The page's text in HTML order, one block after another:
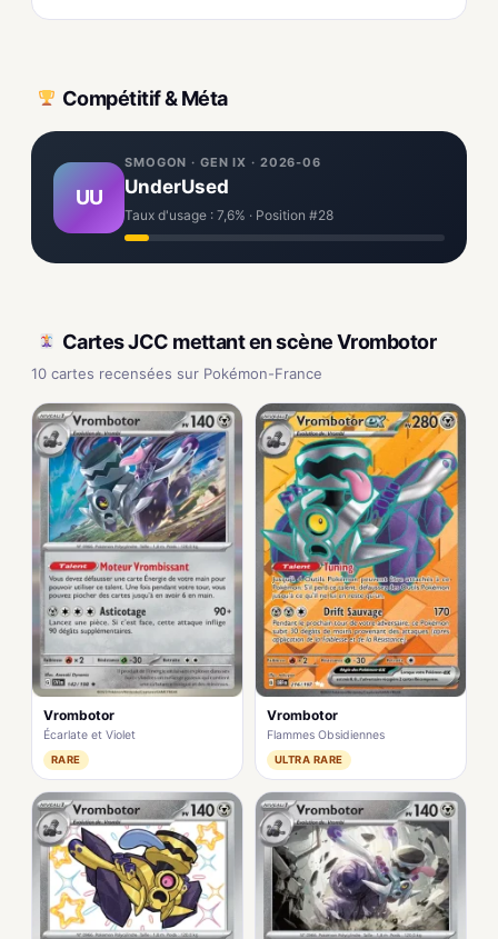
Compétitif & Méta
UU
SMOGON · GEN IX · 2026-06
UnderUsed
Taux d'usage : 7,6% · Position #28
Cartes JCC mettant en scène Vrombotor
10 cartes recensées sur Pokémon-France
Vrombotor
Écarlate et Violet
RARE
Vrombotor
Flammes Obsidiennes
ULTRA RARE